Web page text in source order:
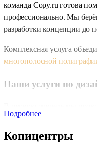
команда Copy.ru готова
профессионально. Мы
разработки концепции до
Комплексная услуга
многополосной
Наши услуги по
понять ваши цели и
уникальный дизайн и
оформляя всю
Подробнее
Копицентры